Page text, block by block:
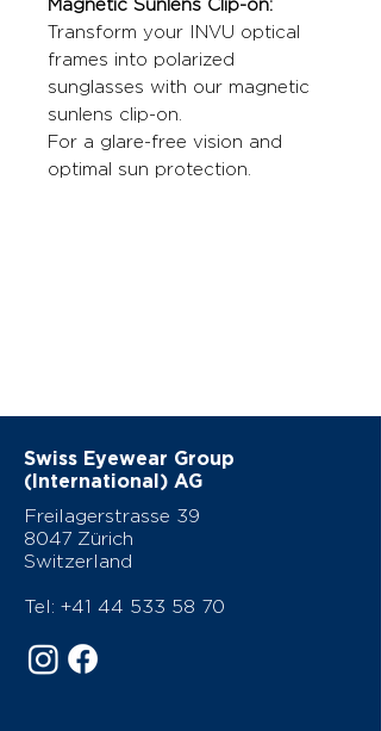
Magnetic Sunlens Clip-on:
Transform your INVU optical
frames into polarized
sunglasses with our magnetic
sunlens clip-on.
For a glare-free vision and
optimal sun protection.
Swiss Eyewear Group
(International) AG
Freilagerstrasse 39
8047 Zürich
Switzerland
Tel: +41 44 533 58 70